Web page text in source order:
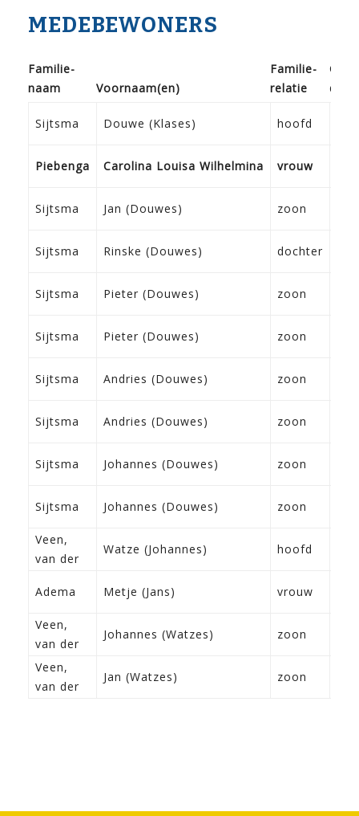
MEDEBEWONERS
Familie­
naam
Voor­naam(en)
Familie­
relatie
doop
Sijtsma Douwe (Klases) hoofd
Piebenga Carolina Louisa Wilhelmina vrouw
Sijtsma Jan (Douwes) zoon
Sijtsma Rinske (Douwes) dochter
Sijtsma Pieter (Douwes) zoon
Sijtsma Pieter (Douwes) zoon
Sijtsma Andries (Douwes) zoon
Sijtsma Andries (Douwes) zoon
Sijtsma Johannes (Douwes) zoon
Sijtsma Johannes (Douwes) zoon
Veen,
van der
Watze (Johannes) hoofd
Adema Metje (Jans) vrouw
Veen,
van der
Johannes (Watzes) zoon
Veen,
van der
Jan (Watzes) zoon